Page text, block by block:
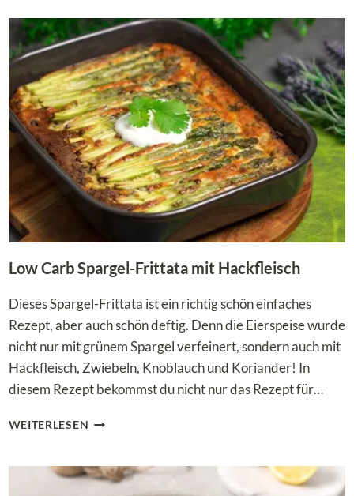
MIT
QUARKPASTA!
Low Carb Spargel-Frittata mit Hackfleisch
Dieses Spargel-Frittata ist ein richtig schön einfaches
Rezept, aber auch schön deftig. Denn die Eierspeise wurde
nicht nur mit grünem Spargel verfeinert, sondern auch mit
Hackfleisch, Zwiebeln, Knoblauch und Koriander! In
diesem Rezept bekommst du nicht nur das Rezept für…
WEITERLESEN LOW
FRITTATA
MIT